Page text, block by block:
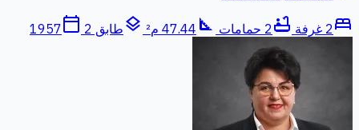
bed2 غرفة bathtub2 حمامات square_foot 47.44 م² layers طابق 2 calendar_today
1957